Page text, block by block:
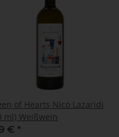
of Hearts Nico Lazaridi
ml) Weißwein
€ *